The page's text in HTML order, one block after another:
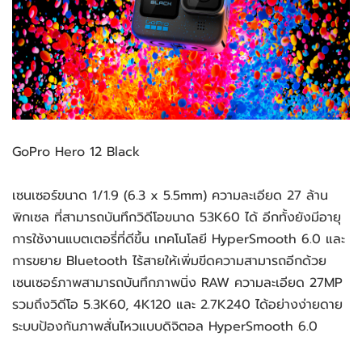
GoPro Hero 12 Black
เซนเซอร์ขนาด 1/1.9 (6.3 x 5.5mm) ความละเอียด 27 ล้าน
พิกเซล ที่สามารถบันทึกวิดีโอขนาด 53K60 ได้ อีกทั้งยังมีอายุ
การใช้งานแบตเตอรี่ที่ดีขึ้น เทคโนโลยี HyperSmooth 6.0 และ
การขยาย Bluetooth ไร้สายให้เพิ่มขีดความสามารถอีกด้วย
เซนเซอร์ภาพสามารถบันทึกภาพนิ่ง RAW ความละเอียด 27MP
รวมถึงวิดีโอ 5.3K60, 4K120 และ 2.7K240 ได้อย่างง่ายดาย
ระบบป้องกันภาพสั่นไหวแบบดิจิตอล HyperSmooth 6.0